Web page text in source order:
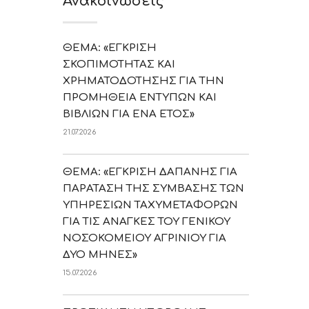
ΘΕΜΑ: «ΕΓΚΡΙΣΗ
ΣΚΟΠΙΜΟΤΗΤΑΣ ΚΑΙ
ΧΡΗΜΑΤΟΔΟΤΗΣΗΣ ΓΙΑ ΤΗΝ
ΠΡΟΜΗΘΕΙΑ ΕΝΤΥΠΩΝ ΚΑΙ
ΒΙΒΛΙΩΝ ΓΙΑ ΕΝΑ ΕΤΟΣ»
21.07.2026
ΘΕΜΑ: «ΕΓΚΡΙΣΗ ΔΑΠΑΝΗΣ ΓΙΑ
ΠΑΡΑΤΑΣΗ ΤΗΣ ΣΥΜΒΑΣΗΣ ΤΩΝ
ΥΠΗΡΕΣΙΩΝ ΤΑΧΥΜΕΤΑΦΟΡΩΝ
ΓΙΑ ΤΙΣ ΑΝΑΓΚΕΣ ΤΟΥ ΓΕΝΙΚΟΥ
ΝΟΣΟΚΟΜΕΙΟΥ ΑΓΡΙΝΙΟΥ ΓΙΑ
ΔΥΟ ΜΗΝΕΣ»
15.07.2026